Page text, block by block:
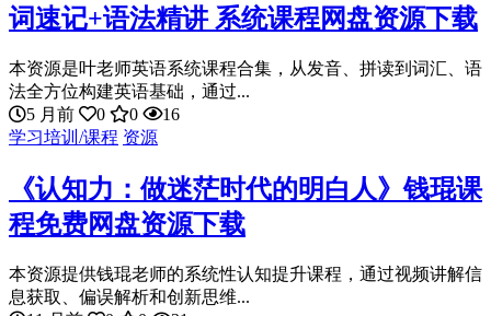
词速记+语法精讲 系统课程网盘资源下载
本资源是叶老师英语系统课程合集，从发音、拼读到词汇、语
法全方位构建英语基础，通过...
5 月前
0 0
16
学习培训/课程 资源
《认知力：做迷茫时代的明白人》钱琨课
程免费网盘资源下载
本资源提供钱琨老师的系统性认知提升课程，通过视频讲解信
息获取、偏误解析和创新思维...